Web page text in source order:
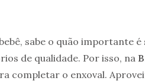
sabe o quão importante
de qualidade. Por isso, na
completar o enxoval.